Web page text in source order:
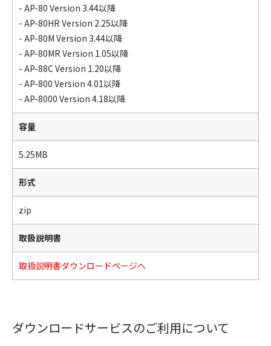
- AP-80 Version 3.44以降
- AP-80HR Version 2.25以降
- AP-80M Version 3.44以降
- AP-80MR Version 1.05以降
- AP-88C Version 1.20以降
- AP-800 Version 4.01以降
- AP-8000 Version 4.18以降
容量
5.25MB
形式
zip
取扱説明書
取扱説明書ダウンロードページへ
ダウンロードサービスのご利用について